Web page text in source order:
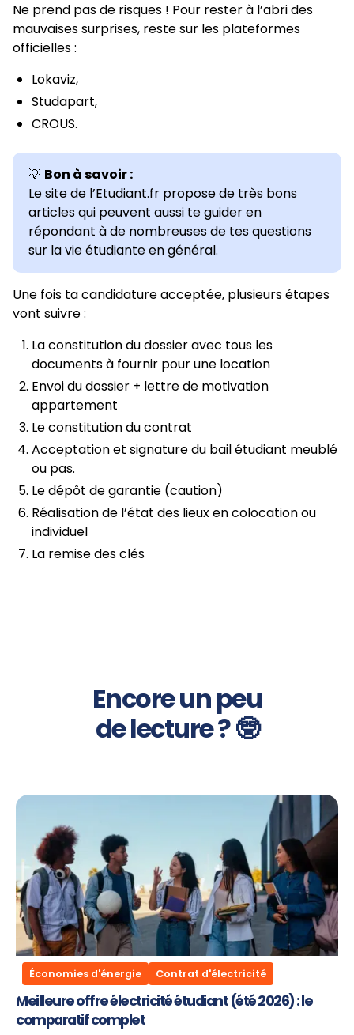
Ne prend pas de risques ! Pour rester à l’abri des
mauvaises surprises, reste sur les plateformes
officielles :
Lokaviz,
Studapart,
CROUS.
💡 Bon à savoir :
Le site de l’Etudiant.fr propose de très bons
articles qui peuvent aussi te guider en
répondant à de nombreuses de tes questions
sur la vie étudiante en général.
Une fois ta candidature acceptée, plusieurs étapes
vont suivre :
La constitution du dossier avec tous les
documents à fournir pour une location
Envoi du dossier + lettre de motivation
appartement
Le constitution du contrat
Acceptation et signature du bail étudiant meublé
ou pas.
Le dépôt de garantie (caution)
Réalisation de l’état des lieux en colocation ou
individuel
La remise des clés
Encore un peu
de lecture ? 🤓
Économies d'énergie Contrat d'électricité
Meilleure offre électricité étudiant (été 2026) : le
comparatif complet